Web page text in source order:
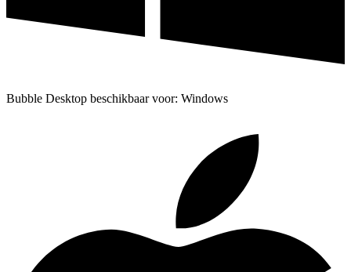
Bubble Desktop beschikbaar voor: Windows